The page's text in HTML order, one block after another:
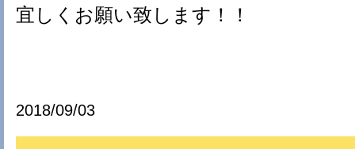
宜しくお願い致します！！
2018/09/03